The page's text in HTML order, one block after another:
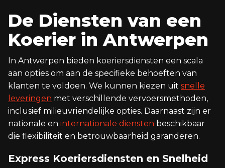
De Diensten van een
Koerier in Antwerpen
In Antwerpen bieden koeriersdiensten een scala
aan opties om aan de specifieke behoeften van
klanten te voldoen. We kunnen kiezen uit snelle
leveringen met verschillende vervoersmethoden,
inclusief milieuvriendelijke opties. Daarnaast zijn er
nationale en internationale diensten beschikbaar
die flexibiliteit en betrouwbaarheid garanderen.
Express Koeriersdiensten en Snelheid